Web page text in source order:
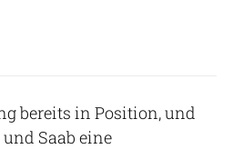
bereits in Position, und
Saab eine